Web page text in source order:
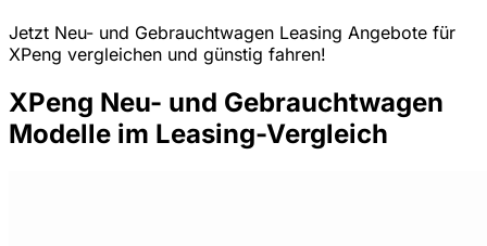
Jetzt Neu- und Gebrauchtwagen Leasing Angebote für
XPeng vergleichen und günstig fahren!
XPeng Neu- und Gebrauchtwagen
Modelle im Leasing-Vergleich